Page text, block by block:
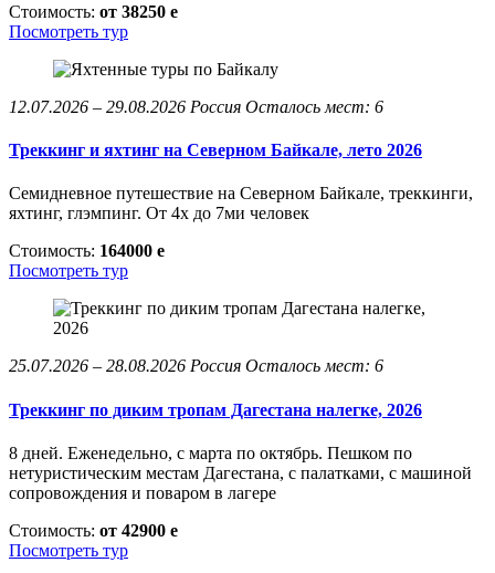
Стоимость: от 38250 e
Посмотреть тур
12.07.2026 – 29.08.2026 Россия Осталось мест: 6
Треккинг и яхтинг на Северном Байкале, лето 2026
Семидневное путешествие на Северном Байкале, треккинги,
яхтинг, глэмпинг. От 4х до 7ми человек
Стоимость: 164000 e
Посмотреть тур
25.07.2026 – 28.08.2026 Россия Осталось мест: 6
Треккинг по диким тропам Дагестана налегке, 2026
8 дней. Еженедельно, с марта по октябрь. Пешком по
нетуристическим местам Дагестана, с палатками, с машиной
сопровождения и поваром в лагере
Стоимость: от 42900 e
Посмотреть тур